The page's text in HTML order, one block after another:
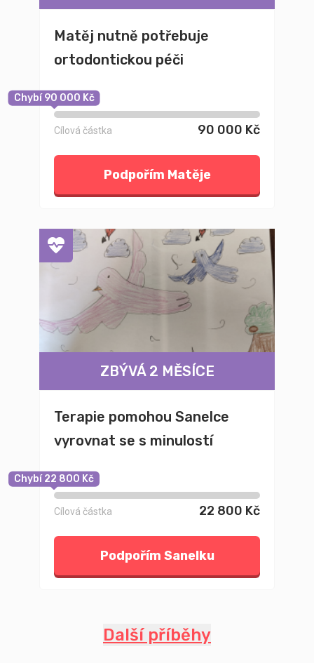
Matěj nutně potřebuje
ortodontickou péči
Chybí 90 000 Kč
Cílová částka 90 000 Kč
Podpořím Matěje
ZBÝVÁ 2 MĚSÍCE
Terapie pomohou Sanelce
vyrovnat se s minulostí
Chybí 22 800 Kč
Cílová částka 22 800 Kč
Podpořím Sanelku
Další příběhy